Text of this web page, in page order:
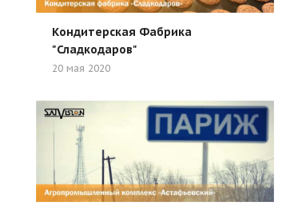
Кондитерская Фабрика
"Сладкодаров"
20 мая 2020